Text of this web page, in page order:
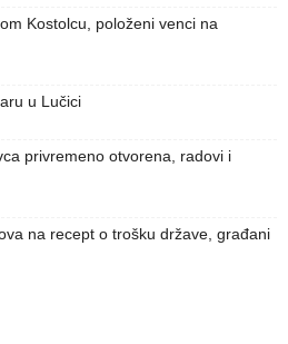
Kostolcu, položeni venci na
u Lučici
privremeno otvorena, radovi i
na recept o trošku države, građani